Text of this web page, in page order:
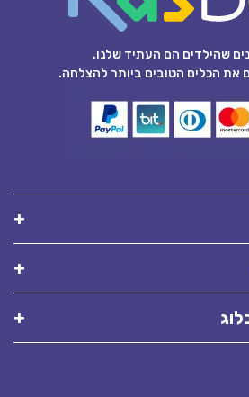
שהילדים הם העתיד שלנו.
את הכלים הטובים ביותר להצלחה.